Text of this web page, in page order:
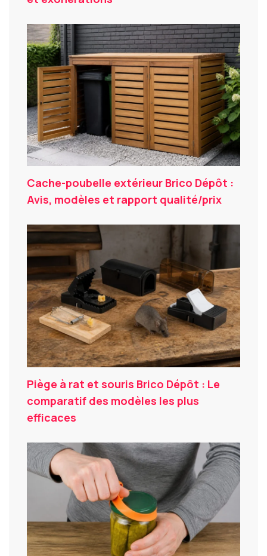
Cache-poubelle extérieur Brico Dépôt :
Avis, modèles et rapport qualité/prix
Piège à rat et souris Brico Dépôt : Le
comparatif des modèles les plus
efficaces